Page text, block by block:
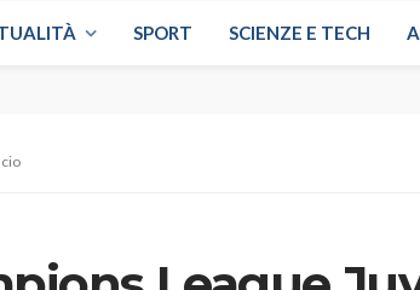
SPORT SCIENZE E TECH